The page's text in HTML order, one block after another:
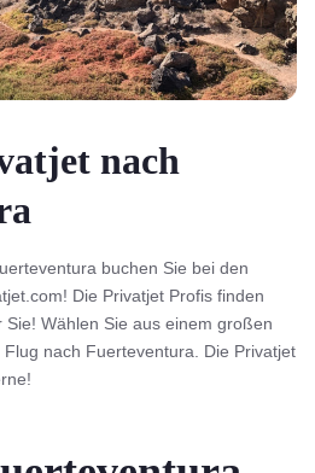
nach
buchen Sie bei den
Die Privatjet Profis finden
Wählen Sie aus einem großen
nach Fuerteventura. Die Privatjet